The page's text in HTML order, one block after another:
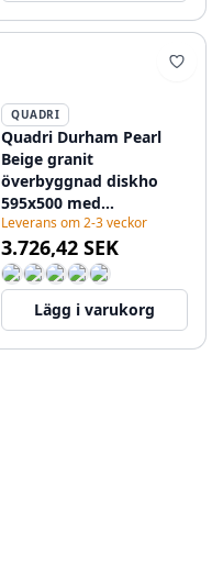
QUADRI
Quadri Durham Pearl
Beige granit
överbyggnad diskho
595x500 med
tvåldispenser,
skärbräda,
insatsbassäng och
rullmatta 1208971814
Leverans om 2-3 veckor
3.726,42 SEK
Lägg i varukorg